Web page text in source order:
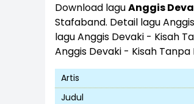
Download laguAnggis
Stafaband. Detail lagu
lagu Anggis Devaki - Kisah
Anggis Devaki - Kisah
Artis
Judul